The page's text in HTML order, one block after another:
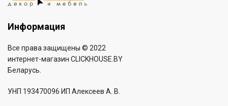
Информация
Все права защищены © 2022
интернет-магазин CLICKHOUSE.BY
Беларусь.
УНП 193470096 ИП Алексеев А. В.